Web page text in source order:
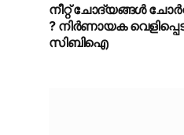
നീറ്റ് ചോദ്യങ്ങൾ
? നിർണായക
സിബിഐ